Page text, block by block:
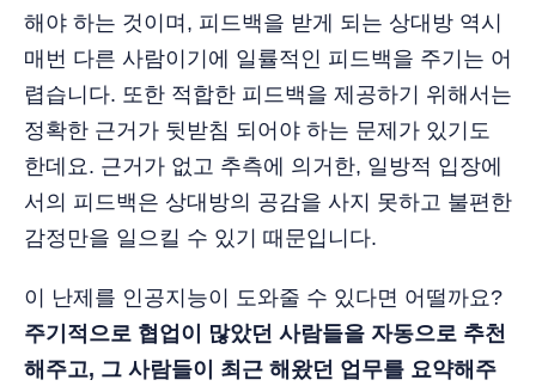
해야 하는 것이며, 피드백을 받게 되는 상대방 역시
매번 다른 사람이기에 일률적인 피드백을 주기는 어
렵습니다. 또한 적합한 피드백을 제공하기 위해서는
정확한 근거가 뒷받침 되어야 하는 문제가 있기도
한데요. 근거가 없고 추측에 의거한, 일방적 입장에
서의 피드백은 상대방의 공감을 사지 못하고 불편한
감정만을 일으킬 수 있기 때문입니다.
이 난제를 인공지능이 도와줄 수 있다면 어떨까요?
주기적으로 협업이 많았던 사람들을 자동으로 추천
해주고, 그 사람들이 최근 해왔던 업무를 요약해주